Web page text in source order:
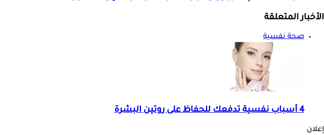
الأخبار المتعلقة
صحة نفسية
4 أسباب نفسية تدفعك للحفاظ على روتين البشرة
إعلان